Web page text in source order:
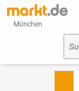
München